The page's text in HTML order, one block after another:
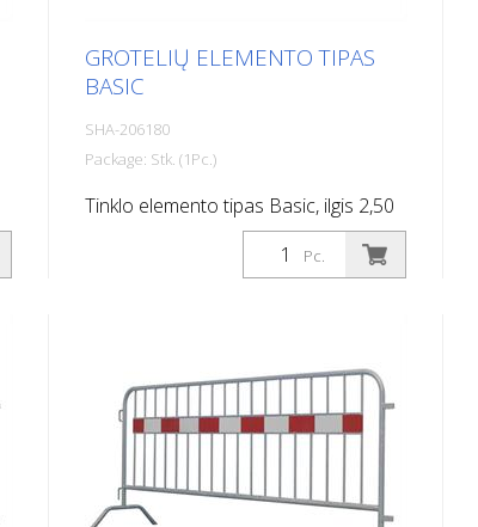
GROTELIŲ ELEMENTO TIPAS
BASIC
SHA-206180
Package: Stk. (1Pc.)
Tinklo elemento tipas Basic, ilgis 2,50
Pc.